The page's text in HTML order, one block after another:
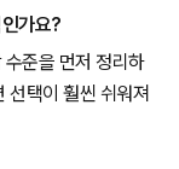
가요?
준을 먼저 정리하
선택이 훨씬 쉬워져